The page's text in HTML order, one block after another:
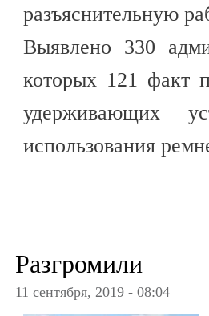
разъяснительную
Выявлено 330
которых 121 факт
удерживающих
использования
Разгромили
11 сентября, 2019 - 08:04